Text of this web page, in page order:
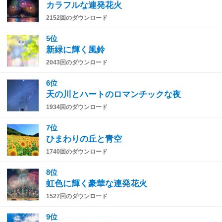
カラフルな連発花火
2152回のダウンロード
5位
新緑に輝く風鈴
2043回のダウンロード
6位
天の川とハートのロマンチックな夜
1934回のダウンロード
7位
ひまわりの丘と青空
1740回のダウンロード
8位
虹色に輝く豪華な連発花火
1527回のダウンロード
9位